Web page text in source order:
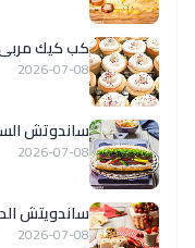
كب كيك مربى
2026-07-08
ساندوتش
2026-07-08
ساندويتش
2026-07-08